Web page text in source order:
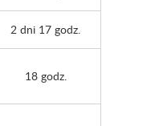
2 dni 17 godz.
18 godz.